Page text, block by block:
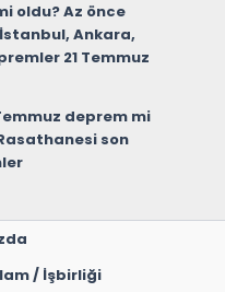
oldu? Az önce
Ankara,
21 Temmuz
Temmuz deprem mi
son
/ İşbirliği